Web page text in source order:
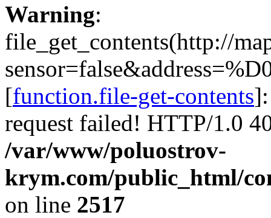
Warning:
file_get_contents(http://
[function.file-get-contents
request failed! HTTP/1.0
/var/www/poluostrov-
krym.com/public_html/
on line 2517